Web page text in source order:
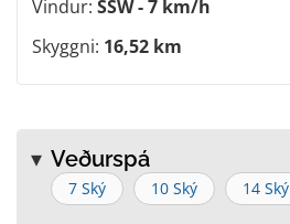
Vindur: SSW - 7 km/h
Skyggni: 16,52 km
Veðurspá
7 Ský 10 Ský 14 Ský